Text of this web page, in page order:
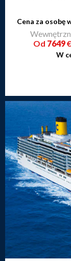
Cena za osobę
Od 7649€
W